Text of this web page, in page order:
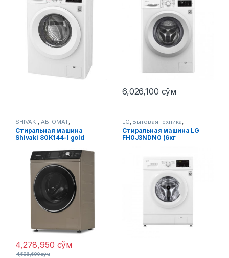
6,026,100 сўм
SHIVAKI АВТОМАТ,
Стиральные машины
Стиральная машина
Shivaki 80K144-I gold
4,278,950 сўм
4,586,690сўм
LG Бытовая техника
Стиральные машины
Стиральная машина LG
FH0J3NDN0 (6кг